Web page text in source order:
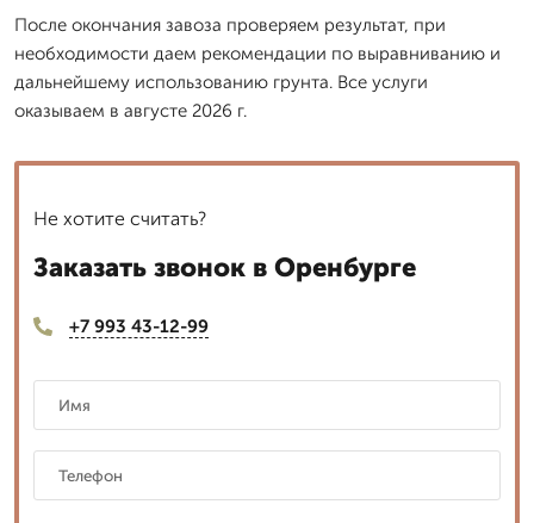
После окончания завоза проверяем результат, при
необходимости даем рекомендации по выравниванию и
дальнейшему использованию грунта. Все услуги
оказываем в августе 2026 г.
Не хотите считать?
Заказать звонок в Оренбурге
+7 993 43-12-99